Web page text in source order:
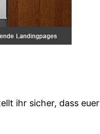
ihr sicher, dass euer